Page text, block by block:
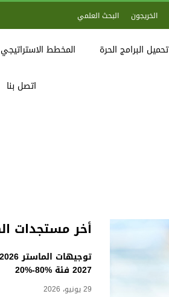
الخريجون البحث العلمي
تحميل البرامج الحرة المخطط الاستراتيجي
اتصل بنا
أخر مستجدات
2027 فئة %80-%20
29 يونيو، 2026